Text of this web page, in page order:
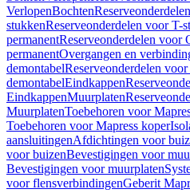
VerlopenBochten
stukkenReserveonderdelen voor T-
permanentReserveonderdelen voor
permanentOvergangen en
demontabelReserveonderdelen
demontabelEindkappen
EindkappenMuurplaten
MuurplatenToebehoren voor
Toebehoren voor Mapress koper
aansluitingenAfdichtingen voor
voor buizenBevestigingen voor
Bevestigingen voor muurplaten
voor flensverbindingenGeberit